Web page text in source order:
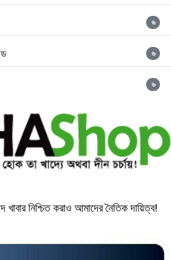
৬
৬
৬
খাবার নিশ্চিত করাও আমাদের নৈতিক দায়িত্ব!